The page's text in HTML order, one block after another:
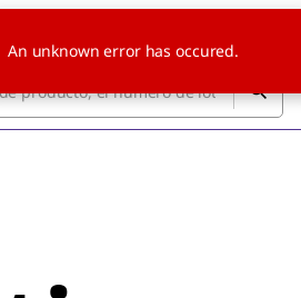
An unknown error has occured.